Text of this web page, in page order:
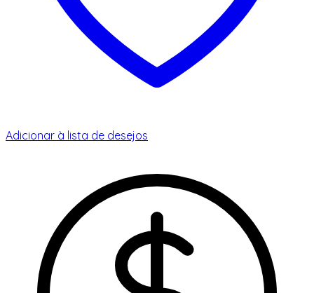
Adicionar à lista de desejos